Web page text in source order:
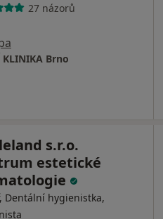
27 názorů
KLINIKA Brno
s.r.o.
estetické
Dentální hygienistka,